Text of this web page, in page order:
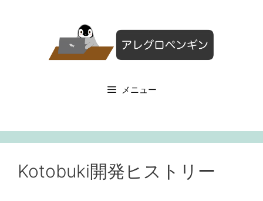
メニュー
Kotobuki開発ヒストリー